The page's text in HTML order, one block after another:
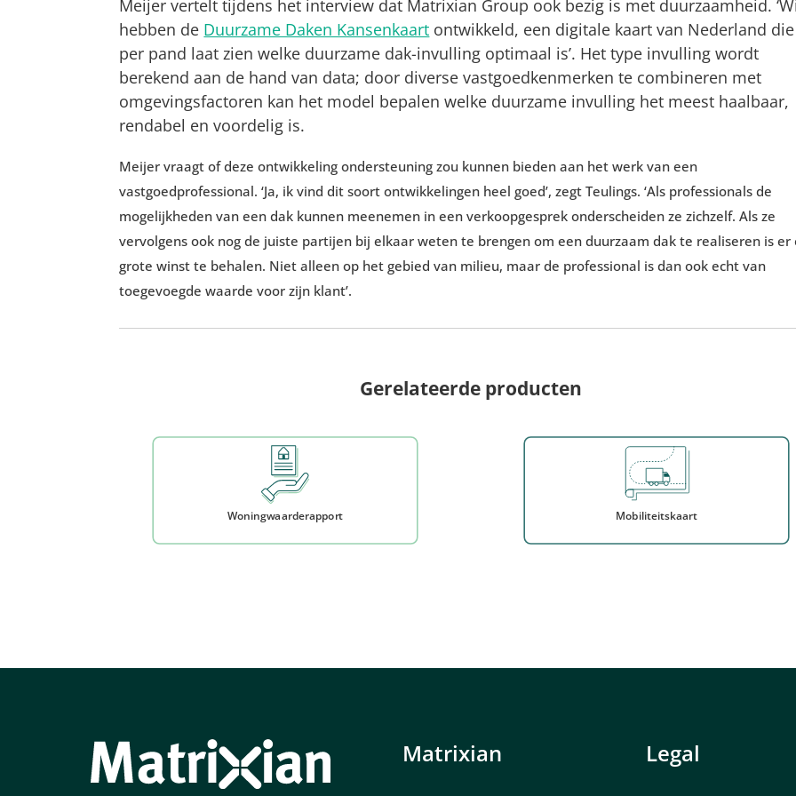
Meijer vertelt tijdens het interview dat Matrixian Group ook bezig is met duurzaamheid.
hebben de Duurzame Daken Kansenkaart ontwikkeld, een digitale kaart van Nederland die
per pand laat zien welke duurzame dak-invulling optimaal is’. Het type invulling wordt
berekend aan de hand van data; door diverse vastgoedkenmerken te combineren met
omgevingsfactoren kan het model bepalen welke duurzame invulling het meest haalbaar,
rendabel en voordelig is.
Meijer vraagt of deze ontwikkeling ondersteuning zou kunnen bieden aan het werk van een
vastgoedprofessional. ‘Ja, ik vind dit soort ontwikkelingen heel goed’, zegt Teulings. ‘Als professionals de
mogelijkheden van een dak kunnen meenemen in een verkoopgesprek onderscheiden ze zichzelf. Als ze
vervolgens ook nog de juiste partijen bij elkaar weten te brengen om een duurzaam dak te realiseren is er
grote winst te behalen. Niet alleen op het gebied van milieu, maar de professional is dan ook echt van
toegevoegde waarde voor zijn klant’.
Gerelateerde producten
Woningwaarderapport Mobiliteitskaart
Matrixian Legal